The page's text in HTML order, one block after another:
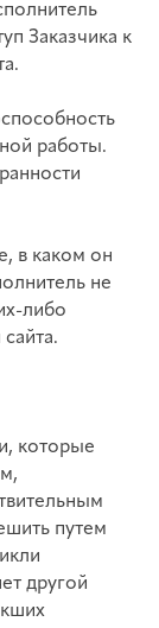
Заказчика к
работы.
в каком он
не
либо
которые
путем
другой